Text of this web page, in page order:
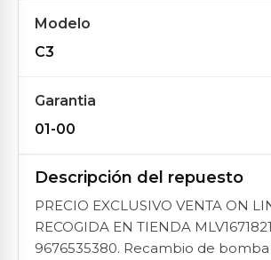
Modelo
C3
Garantia
01-00
Descripción del repuesto
PRECIO EXCLUSIVO VENTA ON
RECOGIDA EN TIENDA
9676535380. Recambio de